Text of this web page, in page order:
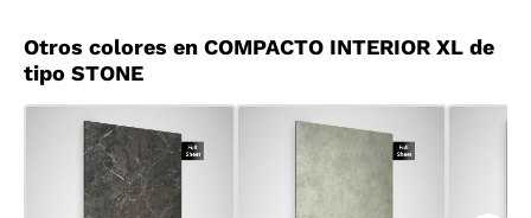
Otros colores en COMPACTO INTERIOR XL de
tipo STONE